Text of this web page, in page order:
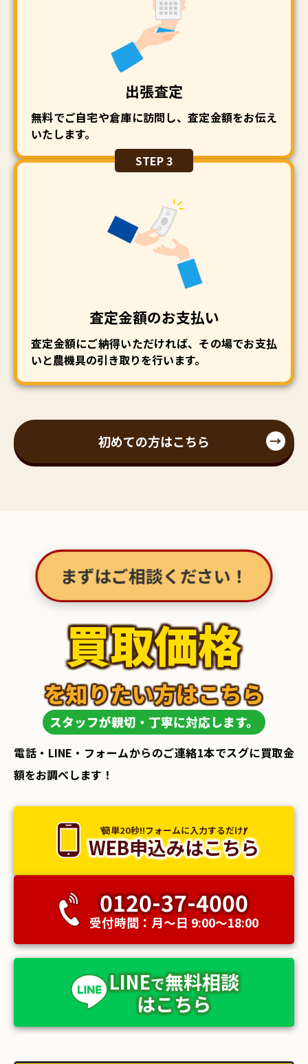
出張査定
無料でご自宅や倉庫に訪問し、査定金額をお伝え
いたします。
STEP 3
査定金額のお支払い
査定金額にご納得いただければ、その場でお支払
いと農機具の引き取りを行います。
初めての方はこちら
まずはご相談ください！
買取価格
スタッフが親切・丁寧に対応します。
を知りたい方はこちら
電話・LINE・フォームからのご連絡1本でスグに買取金
額をお調べします！
簡単20秒!!フォームに入力するだけ!
WEB申込みはこちら
0120-37-4000
受付時間：月〜日 9:00〜18:00
LINEで無料相談
はこちら